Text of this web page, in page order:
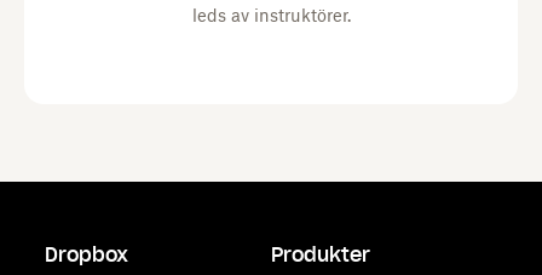
leds av instruktörer.
Dropbox Produkter